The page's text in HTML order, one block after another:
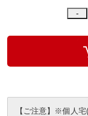
【ご注意】※個人